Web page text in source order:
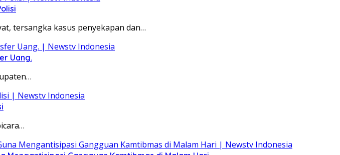
tersangka kasus penyekapan dan…
Uang.